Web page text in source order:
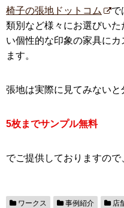
椅子の張地ドットコム
で
類別など様々にお選びい
い個性的な印象の家具に
ます。
張地は実際に見てみない
5枚までサンプル無料
でご提供しておりますので
ワークス 事例紹介 店